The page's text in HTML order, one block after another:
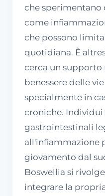
che
come
che possono
quotidiana. È
cerca un supporto
benessere delle
specialmente in
croniche.
gastrointestinali
all'infiammazione
giovamento dal
Boswellia si
integrare la